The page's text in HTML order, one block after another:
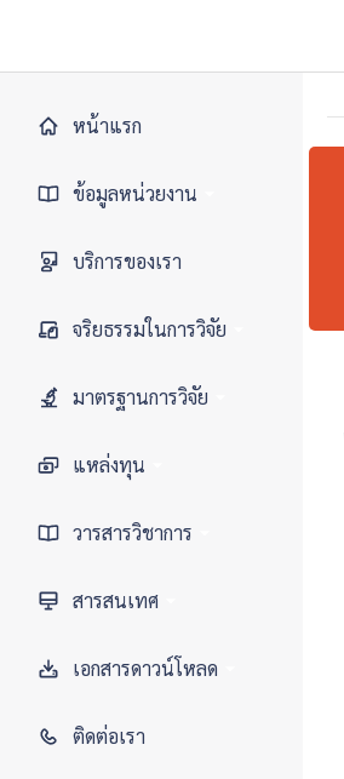
หน้าแรก
ข้อมูลหน่วยงาน
• ประวัติหน่วยงาน
• คณะกรรมการประจำ
• คณะกรรมการบริหาร
• คณะผู้บริหาร
บริการของเรา
จริยธรรมในการวิจัย
• จริยธรรมการวิจัยในคน
ทางวิทยาศาศตร์
• ความปลอดภัยทางชีวภาพ
พิจารณาจริยธรรมการวิจัย
มาตรฐานการวิจัย
• ระบบฐานข้อมูลสารสนเทศ
วิทยาศาสตร์และเทคโนโลยีแห่ง
แหล่งทุน
• แหล่งทุนภายนอก
วารสารวิชาการ
• Rajabhat Journal of
Social Sciences of
Phibulsongkram Rajabhat
สารสนเทศ
• สารสนเทศสนับสนุนการวิจัย
วิชาการ
เอกสารดาวน์โหลด
• ข้อบังคับ
ติดต่อเรา